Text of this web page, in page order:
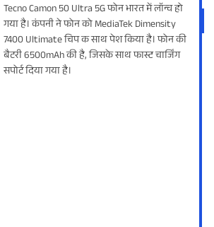
Tecno Camon 50 Ultra 5G फोन भारत में लॉन्च हो
गया है। कंपनी ने फोन को MediaTek Dimensity
7400 Ultimate चिप क साथ पेश किया है। फोन की
बैटरी 6500mAh की है, जिसके साथ फास्ट चार्जिंग
सपोर्ट दिया गया है।